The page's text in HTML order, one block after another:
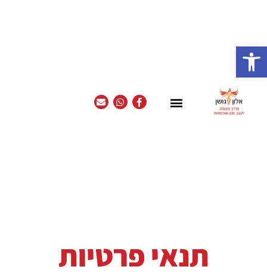
פתח סרגל נגישות
תנאי פרטיות